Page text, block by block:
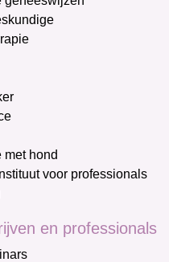
met hond
voor professionals
en professionals